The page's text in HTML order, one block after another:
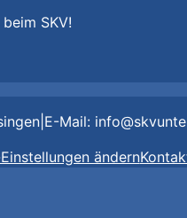
SKV!
| E-Mail:
ändern